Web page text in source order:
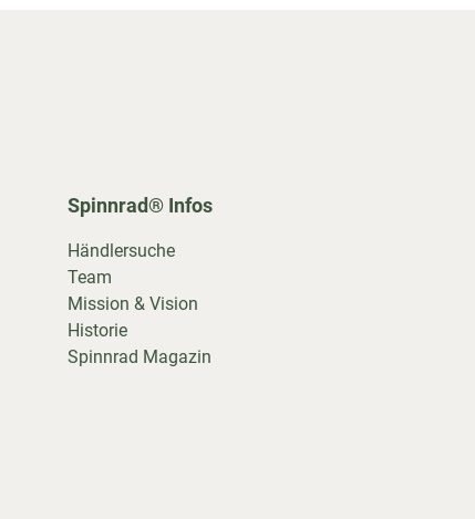
Spinnrad® Infos
Händlersuche
Team
Mission & Vision
Historie
Spinnrad Magazin